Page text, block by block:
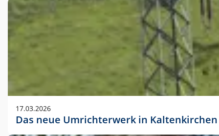
17.03.2026
Das neue Umrichterwerk in Kaltenkirchen